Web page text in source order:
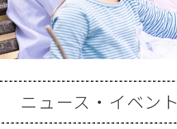
ニュース・イベント